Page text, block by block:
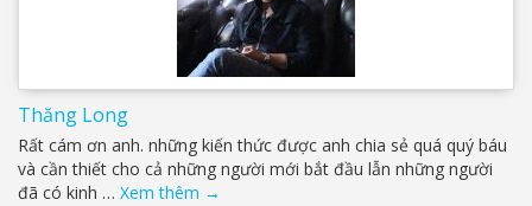
Thăng Long
Rất cám ơn anh. những kiến thức được anh chia sẻ quá quý báu
và cần thiết cho cả những người mới bắt đầu lẫn những người
đã có kinh … Xem thêm →